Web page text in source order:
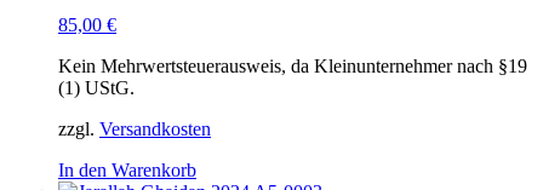
85,00 €
Kein Mehrwertsteuerausweis, da Kleinunternehmer nach §19
(1) UStG.
zzgl. Versandkosten
In den Warenkorb